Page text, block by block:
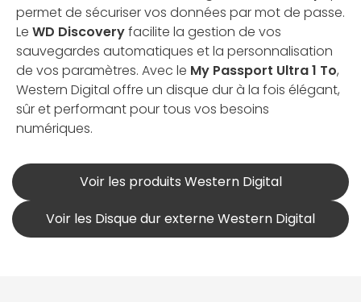
permet de sécuriser vos données par mot de passe.
Le WD Discoveryfacilite la gestion de vos
sauvegardes automatiques et la personnalisation
de vos paramètres. Avec le My Passport Ultra 1 To,
Western Digital offre un disque dur à la fois élégant,
sûr et performant pour tous vos besoins
numériques.
Voir les produits Western Digital
Voir les Disque dur externe Western Digital